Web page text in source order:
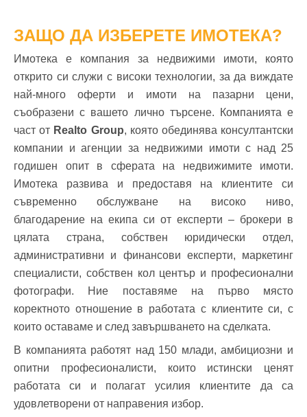
ЗАЩО ДА ИЗБЕРЕТЕ ИМОТЕКА?
Имотека е компания за недвижими имоти, която
открито си служи с високи технологии, за да виждате
най-много оферти и имоти на пазарни цени,
съобразени с вашето лично търсене. Компанията е
част от Realto Group, която обединява консултантски
компании и агенции за недвижими имоти с над 25
годишен опит в сферата на недвижимите имоти.
Имотека развива и предоставя на клиентите си
съвременно обслужване на високо ниво,
благодарение на екипа си от експерти – брокери в
цялата страна, собствен юридически отдел,
административни и финансови експерти, маркетинг
специалисти, собствен кол център и професионални
фотографи. Ние поставяме на първо място
коректното отношение в работата с клиентите си, с
които оставаме и след завършването на сделката.
В компанията работят над 150 млади, амбициозни и
опитни професионалисти, които истински ценят
работата си и полагат усилия клиентите да са
удовлетворени от направения избор.